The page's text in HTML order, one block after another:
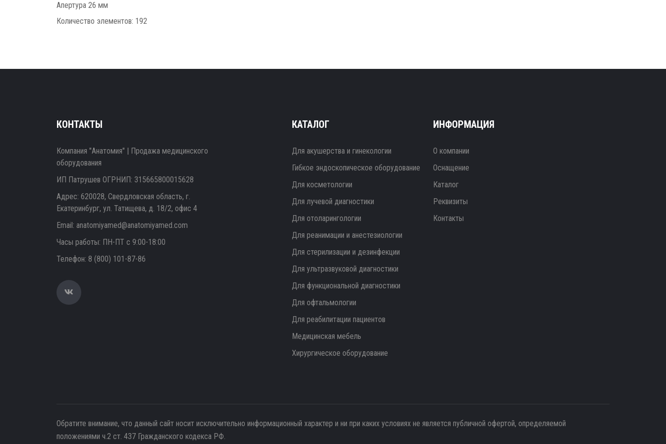
Апертура 26 мм
Количество элементов: 192
КОНТАКТЫ
Компания "Анатомия" | Продажа медицинского
оборудования
ИП Патрушев ОГРНИП: 315665800015628
Адрес: 620028, Свердловская область, г.
Екатеринбург, ул. Татищева, д. 18/2, офис 4
Email: anatomiyamed@anatomiyamed.com
Часы работы: ПН-ПТ с 9:00-18:00
Телефон: 8 (800) 101-87-86
КАТАЛОГ
Для акушерства и гинекологии
Гибкое эндоскопическое оборудование
Для косметологии
Для лучевой диагностики
Для отоларингологии
Для реанимации и анестезиологии
Для стерилизации и дезинфекции
Для ультразвуковой диагностики
Для функциональной диагностики
Для офтальмологии
Для реабилитации пациентов
Медицинская мебель
Хирургическое оборудование
ИНФОРМАЦИЯ
О компании
Оснащение
Каталог
Реквизиты
Контакты
Обратите внимание, что данный сайт носит исключительно информационный характер и ни при каких условиях не является публичной офертой, определяемой
положениями ч.2 ст. 437 Гражданского кодекса РФ.